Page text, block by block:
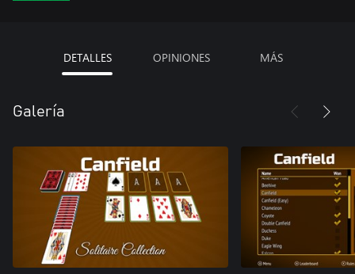
DETALLES OPINIONES MÁS
Galería